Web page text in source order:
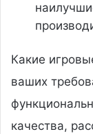
Какие
ваших
качества,